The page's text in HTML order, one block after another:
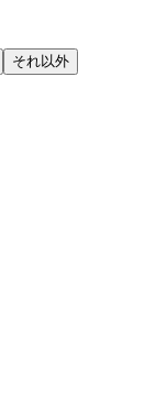
それ以外